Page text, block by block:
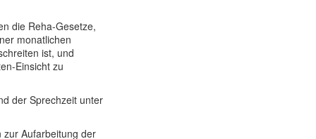
die Reha-Gesetze,
monatlichen
ist, und
Einsicht zu
der Sprechzeit unter
zur Aufarbeitung der